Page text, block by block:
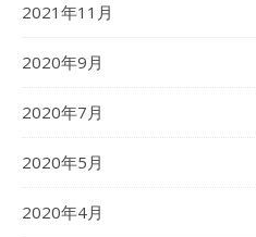
2021年11月
2020年9月
2020年7月
2020年5月
2020年4月